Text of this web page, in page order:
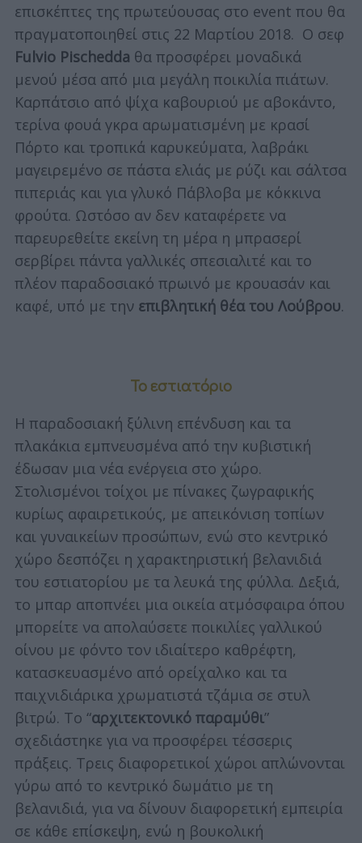
επισκέπτες της πρωτεύουσας στο event που θα
πραγματοποιηθεί στις 22 Μαρτίου 2018. Ο σεφ
Fulvio Pischedda θα προσφέρει μοναδικά
μενού μέσα από μια μεγάλη ποικιλία πιάτων.
Καρπάτσιο από ψίχα καβουριού με αβοκάντο,
τερίνα φουά γκρα αρωματισμένη με κρασί
Πόρτο και τροπικά καρυκεύματα, λαβράκι
μαγειρεμένο σε πάστα ελιάς με ρύζι και σάλτσα
πιπεριάς και για γλυκό Πάβλοβα με κόκκινα
φρούτα. Ωστόσο αν δεν καταφέρετε να
παρευρεθείτε εκείνη τη μέρα η μπρασερί
σερβίρει πάντα γαλλικές σπεσιαλιτέ και το
πλέον παραδοσιακό πρωινό με κρουασάν και
καφέ, υπό με την επιβλητική θέα του Λούβρου.
Το εστιατόριο
Η παραδοσιακή ξύλινη επένδυση και τα
πλακάκια εμπνευσμένα από την κυβιστική
έδωσαν μια νέα ενέργεια στο χώρο.
Στολισμένοι τοίχοι με πίνακες ζωγραφικής
κυρίως αφαιρετικούς, με απεικόνιση τοπίων
και γυναικείων προσώπων, ενώ στο κεντρικό
χώρο δεσπόζει η χαρακτηριστική βελανιδιά
του εστιατορίου με τα λευκά της φύλλα. Δεξιά,
το μπαρ αποπνέει μια οικεία ατμόσφαιρα όπου
μπορείτε να απολαύσετε ποικιλίες γαλλικού
οίνου με φόντο τον ιδιαίτερο καθρέφτη,
κατασκευασμένο από ορείχαλκο και τα
παιχνιδιάρικα χρωματιστά τζάμια σε στυλ
βιτρώ. Το “αρχιτεκτονικό παραμύθι”
σχεδιάστηκε για να προσφέρει τέσσερις
πράξεις. Τρεις διαφορετικοί χώροι απλώνονται
γύρω από το κεντρικό δωμάτιο με τη
βελανιδιά, για να δίνουν διαφορετική εμπειρία
σε κάθε επίσκεψη, ενώ η βουκολική